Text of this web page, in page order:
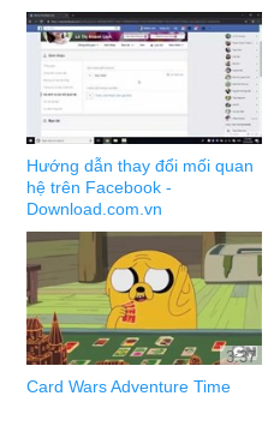
Hướng dẫn thay đổi mối quan
hệ trên Facebook -
Download.com.vn
3:37
Card Wars Adventure Time